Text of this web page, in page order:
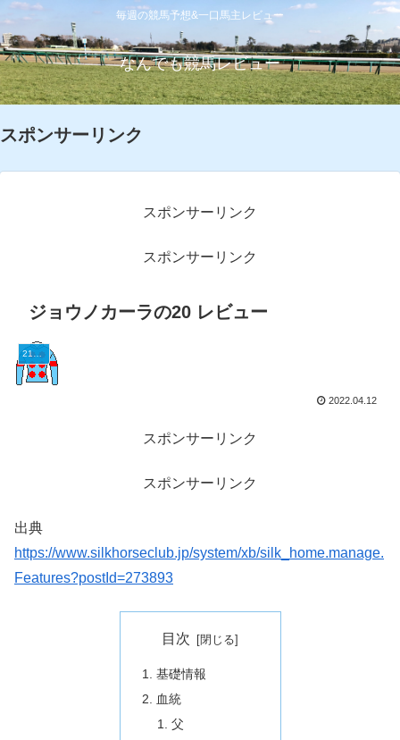
毎週の競馬予想&一口馬主レビュー
なんでも競馬レビュー
スポンサーリンク
スポンサーリンク
スポンサーリンク
ジョウノカーラの20 レビュー
21シルク
2022.04.12
スポンサーリンク
スポンサーリンク
出典
https://www.silkhorseclub.jp/system/xb/silk_home.manage.
Features?postId=273893
目次
基礎情報
血統
父